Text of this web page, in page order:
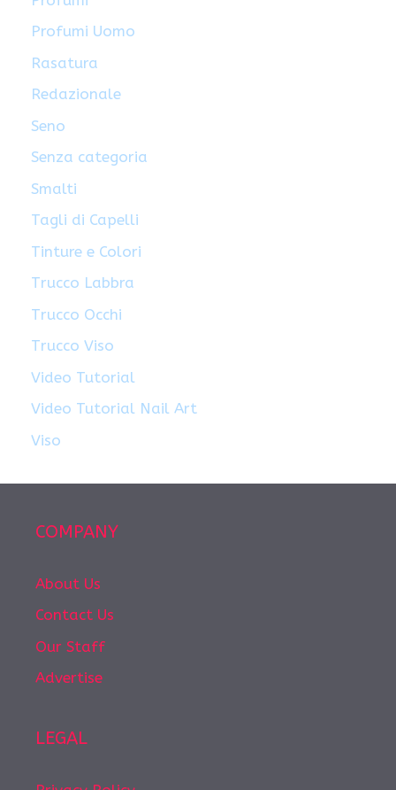
Profumi Uomo
Rasatura
Redazionale
Seno
Senza categoria
Smalti
Tagli di Capelli
Tinture e Colori
Trucco Labbra
Trucco Occhi
Trucco Viso
Video Tutorial
Video Tutorial Nail Art
Viso
COMPANY
About Us
Contact Us
Our Staff
Advertise
LEGAL